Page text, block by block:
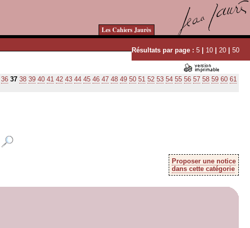
Les Cahiers Jaurès
Résultats par page : 5 | 10 | 20 | 50
36 37 38 39 40 41 42 43 44 45 46 47 48 49 50 51 52 53 54 55 56 57 58 59 60 61
Proposer une notice
dans cette catégorie